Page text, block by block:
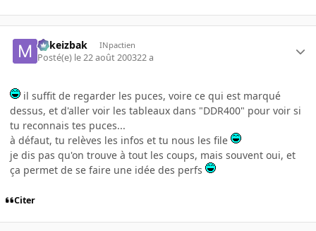
Mikeizbak INpactien
Posté(e) le 22 août 200322 a
il suffit de regarder les puces, voire ce qui est marqué
dessus, et d'aller voir les tableaux dans "DDR400" pour voir si
tu reconnais tes puces...
à défaut, tu relèves les infos et tu nous les file
je dis pas qu'on trouve à tout les coups, mais souvent oui, et
ça permet de se faire une idée des perfs
Citer